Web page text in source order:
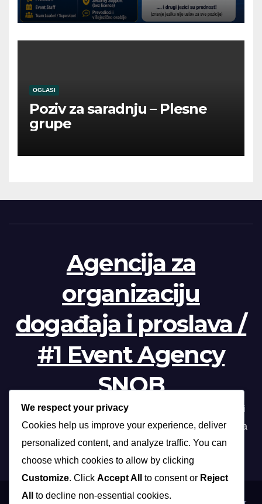
OGLASI
Poziv za saradnju – Plesne
grupe
Agencija za
organizaciju
događaja i proslava /
#1 Event Agency
SNOB
Profesionalna organizacija događanja /// Beograd, Novi
Sad, Niš, Kopaonik, Zlatibor, Vrnjačka banja, Sokobanja
We respect your privacy
Cookies help us improve your experience, deliver
personalized content, and analyze traffic. You can
choose which cookies to allow by clicking
Customize. Click Accept All to consent or Reject
All
to decline non-essential cookies.